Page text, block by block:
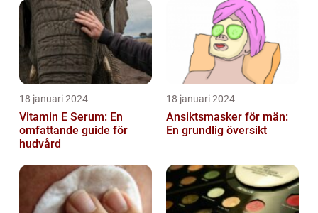
18 januari 2024
Vitamin E Serum: En
omfattande guide för
hudvård
18 januari 2024
Ansiktsmasker för män:
En grundlig översikt